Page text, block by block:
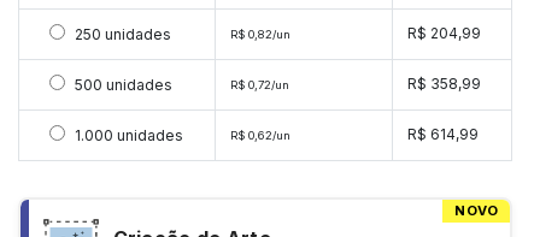
Selecionar 250 unidades
250 unidades R$ 0,82/un R$ 204,99
Selecionar 500 unidades
500 unidades R$ 0,72/un R$ 358,99
Selecionar 1000 unidades
1.000 unidades R$ 0,62/un R$ 614,99
NOVO